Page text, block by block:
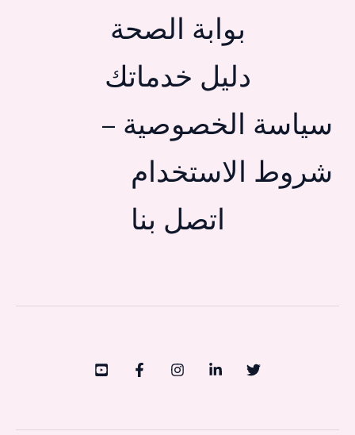
بوابة الصحة
دليل خدماتك
سياسة الخصوصية –
شروط الاستخدام
اتصل بنا